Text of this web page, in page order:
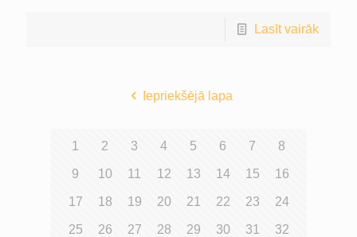
Lasīt vairāk
Iepriekšējā lapa
1 2 3 4 5 6 7 8
9 10 11 12 13 14 15 16
17 18 19 20 21 22 23 24
25 26 27 28 29 30 31 32